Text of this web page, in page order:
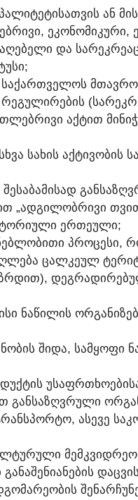
ᲐᲜ
ᲓᲐ
ᲐᲥᲢᲘᲗ
ᲡᲐᲮᲘᲡ
„ᲐᲓᲒᲘᲚᲝᲑᲠᲘᲕᲘ
ᲔᲠᲗᲔᲣᲚᲘ;
ᲞᲠᲝᲪᲔᲡᲘ,
ᲪᲐᲚᲙᲔᲣᲚ
ᲜᲐᲬᲘᲚᲘᲡ
ᲨᲘᲓᲐ, ᲡᲐᲛᲧᲝᲤᲘ
ᲒᲐᲜᲡᲐᲖᲦᲕᲠᲣᲚᲘ
ᲐᲡᲔᲕᲔ